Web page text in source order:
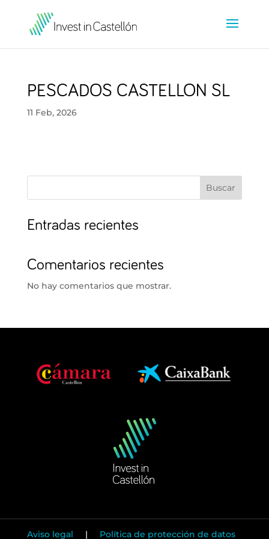
PESCADOS CASTELLON SL
11 Feb, 2026
Buscar
Entradas recientes
Comentarios recientes
No hay comentarios que mostrar.
Aviso legal | Política de protección de datos